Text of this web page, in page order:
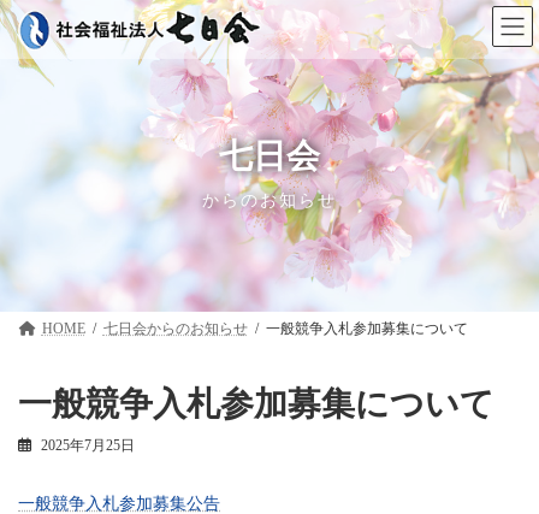
コ
ン
ナ
ビ
七日会
からのお知らせ
HOME 七日会 一般競争入札参加募集について
一般競争入札参加募集について
2025年7月25日
一般競争入札参加募集公告